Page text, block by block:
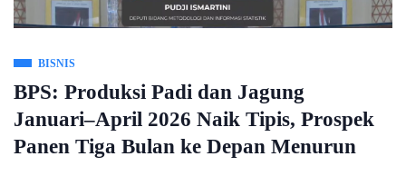
BISNIS
BPS: Produksi Padi dan Jagung
Januari–April 2026 Naik Tipis, Prospek
Panen Tiga Bulan ke Depan Menurun